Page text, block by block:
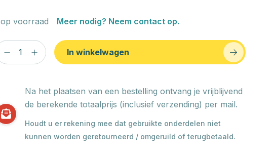
op voorraad Meer nodig? Neem contact op.
In winkelwagen
Na het plaatsen van een bestelling ontvang je vrijblijvend
de berekende totaalprijs (inclusief verzending) per mail.
Houdt u er rekening mee dat gebruikte onderdelen niet
kunnen worden geretourneerd / omgeruild of terugbetaald.